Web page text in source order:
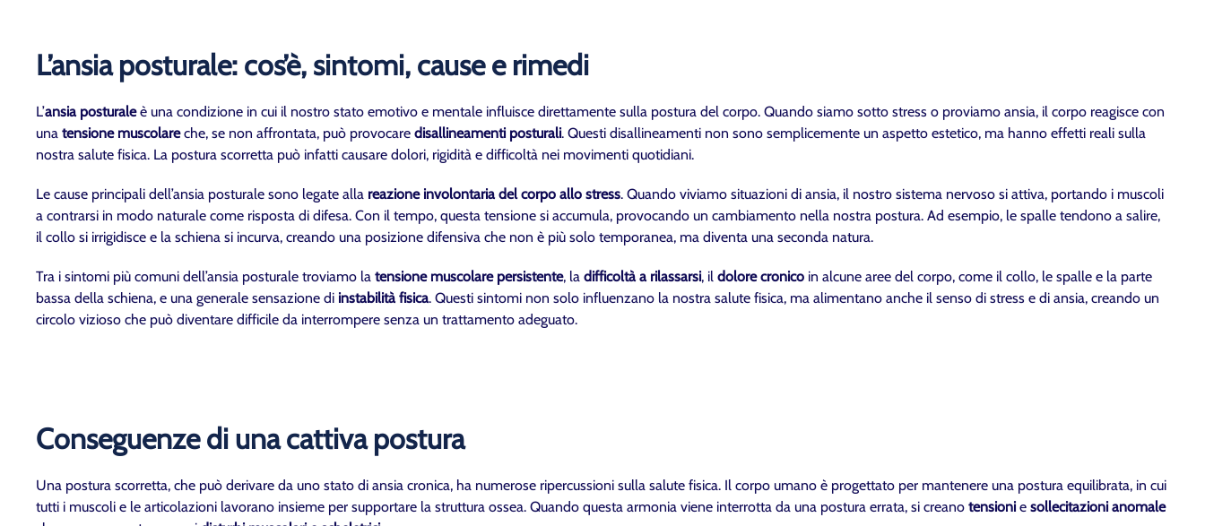
L’ansia posturale: cos’è, sintomi, cause e rimedi
L’ansia posturaleè una condizione in cui il nostro stato emotivo e mentale influisce direttamente sulla postura del corpo. Quando siamo sotto stress o proviamo ansia, il corpo reagisce con
una tensione muscolareche, se non affrontata, può provocare disallineamenti posturali. Questi disallineamenti non sono semplicemente un aspetto estetico, ma hanno effetti reali sulla
nostra salute fisica. La postura scorretta può infatti causare dolori, rigidità e difficoltà nei movimenti quotidiani.
Le cause principali dell’ansia posturale sono legate alla reazione involontaria del corpo allo stress. Quando viviamo situazioni di ansia, il nostro sistema nervoso si attiva, portando i muscoli
a contrarsi in modo naturale come risposta di difesa. Con il tempo, questa tensione si accumula, provocando un cambiamento nella nostra postura. Ad esempio, le spalle tendono a salire,
il collo si irrigidisce e la schiena si incurva, creando una posizione difensiva che non è più solo temporanea, ma diventa una seconda natura.
Tra i sintomi più comuni dell’ansia posturale troviamo la tensione muscolare persistente, la difficoltà a rilassarsi, il dolore cronico in alcune aree del corpo, come il collo, le spalle e la parte
bassa della schiena, e una generale sensazione di instabilità fisica. Questi sintomi non solo influenzano la nostra salute fisica, ma alimentano anche il senso di stress e di ansia, creando un
circolo vizioso che può diventare difficile da interrompere senza un trattamento adeguato.
Conseguenze di una cattiva postura
Una postura scorretta, che può derivare da uno stato di ansia cronica, ha numerose ripercussioni sulla salute fisica. Il corpo umano è progettato per mantenere una postura equilibrata, in cui
tutti i muscoli e le articolazioni lavorano insieme per supportare la struttura ossea. Quando questa armonia viene interrotta da una postura errata, si creano tensioni e sollecitazioni anomale